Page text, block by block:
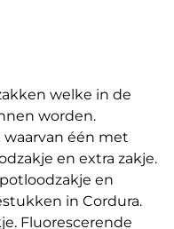
welke in de
worden.
één met
en extra zakje.
en
in Cordura.
Fluorescerende